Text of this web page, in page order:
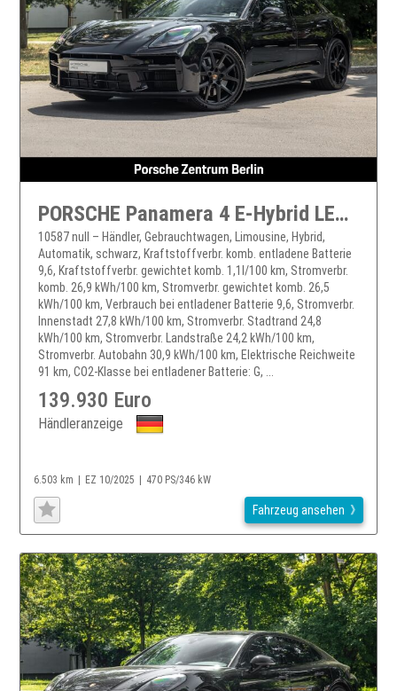
PORSCHE Panamera 4 E-Hybrid LED-Matrix InnoDrive BOSE
10587 null – Händler, Gebrauchtwagen, Limousine, Hybrid,
Automatik, schwarz, Kraftstoffverbr. komb. entladene Batterie
9,6, Kraftstoffverbr. gewichtet komb. 1,1l/100 km, Stromverbr.
komb. 26,9 kWh/100 km, Stromverbr. gewichtet komb. 26,5
kWh/100 km, Verbrauch bei entladener Batterie 9,6, Stromverbr.
Innenstadt 27,8 kWh/100 km, Stromverbr. Stadtrand 24,8
kWh/100 km, Stromverbr. Landstraße 24,2 kWh/100 km,
Stromverbr. Autobahn 30,9 kWh/100 km, Elektrische Reichweite
91 km, CO2-Klasse bei entladener Batterie: G, ...
139.930 Euro
Händleranzeige
6.503 km EZ 10/2025 470 PS/346 kW
Fahrzeug ansehen